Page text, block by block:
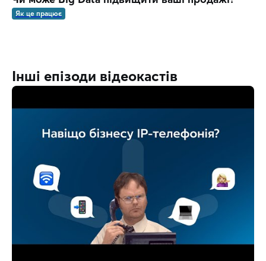
Як це працює
Інші епізоди відеокастів